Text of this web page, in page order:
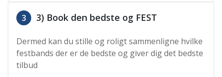
3 3) Book den bedste og FEST
Dermed kan du stille og roligt sammenligne hvilke
festbands der er de bedste og giver dig det bedste
tilbud